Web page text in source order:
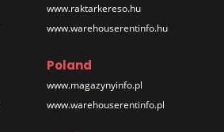
www.raktarkereso.hu
www.warehouserentinfo.hu
Poland
www.magazynyinfo.pl
www.warehouserentinfo.pl